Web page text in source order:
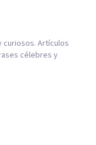
Artículos
célebres y